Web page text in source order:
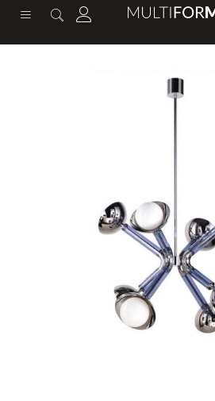
contenuto